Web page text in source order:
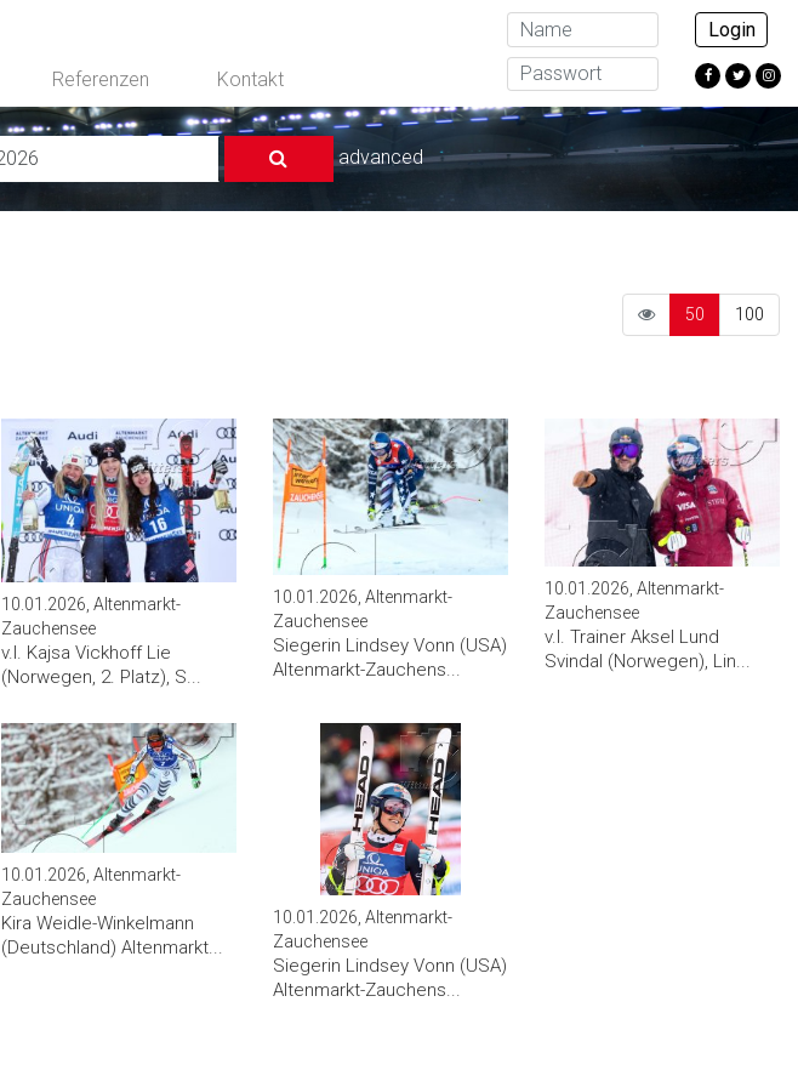
Referenzen Kontakt
Login
advanced
50 100
10.01.2026, Altenmarkt-
Zauchensee
v.l. Kajsa Vickhoff Lie
(Norwegen, 2. Platz), S...
10.01.2026, Altenmarkt-
Zauchensee
Siegerin Lindsey Vonn (USA)
Altenmarkt-Zauchens...
10.01.2026, Altenmarkt-
Zauchensee
v.l. Trainer Aksel Lund
Svindal (Norwegen), Lin...
10.01.2026, Altenmarkt-
Zauchensee
Kira Weidle-Winkelmann
(Deutschland) Altenmarkt...
10.01.2026, Altenmarkt-
Zauchensee
Siegerin Lindsey Vonn (USA)
Altenmarkt-Zauchens...